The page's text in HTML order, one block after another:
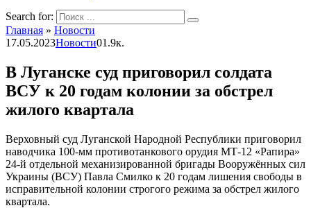
Search for:
Главная » Новости
17.05.2023Новости01.9к.
В Луганске суд приговорил солдата
ВСУ к 20 годам колонии за обстрел
жилого квартала
Верховный суд Луганской Народной Республики приговорил
наводчика 100-мм противотанкового орудия МТ-12 «Рапира»
24-й отдельной механизированной бригады Вооружённых сил
Украины (ВСУ) Павла Смилко к 20 годам лишения свободы в
исправительной колонии строгого режима за обстрел жилого
квартала.